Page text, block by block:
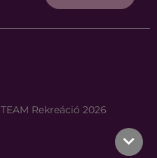
TEAM Rekreáció 2026